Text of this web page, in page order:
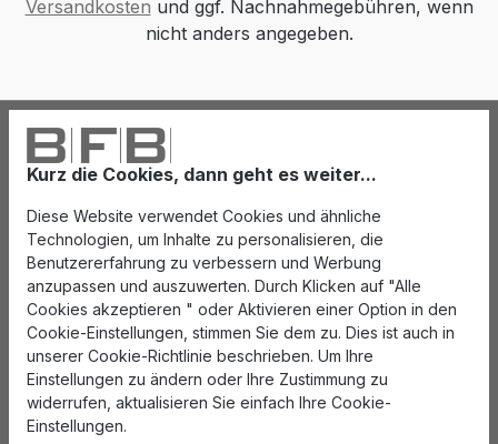
Kurz die Cookies, dann geht es weiter...
Diese Website verwendet Cookies und ähnliche
Technologien, um Inhalte zu personalisieren, die
Benutzererfahrung zu verbessern und Werbung
anzupassen und auszuwerten. Durch Klicken auf "Alle
Cookies akzeptieren " oder Aktivieren einer Option in den
Cookie-Einstellungen, stimmen Sie dem zu. Dies ist auch in
unserer Cookie-Richtlinie beschrieben. Um Ihre
Einstellungen zu ändern oder Ihre Zustimmung zu
widerrufen, aktualisieren Sie einfach Ihre Cookie-
Einstellungen.
Versandkosten und ggf. Nachnahmegebühren, wenn
nicht anders angegeben.